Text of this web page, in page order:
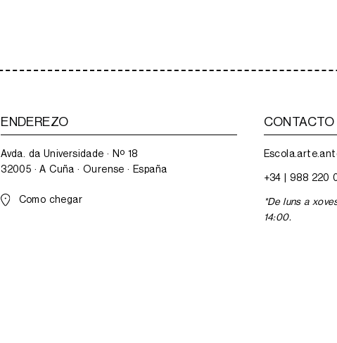
ENDEREZO
Avda. da Universidade · Nº 18
32005 · A Cuña · Ourense · España
Como chegar
CONTACTO
+34 | 988 220
*De luns a
14:00.